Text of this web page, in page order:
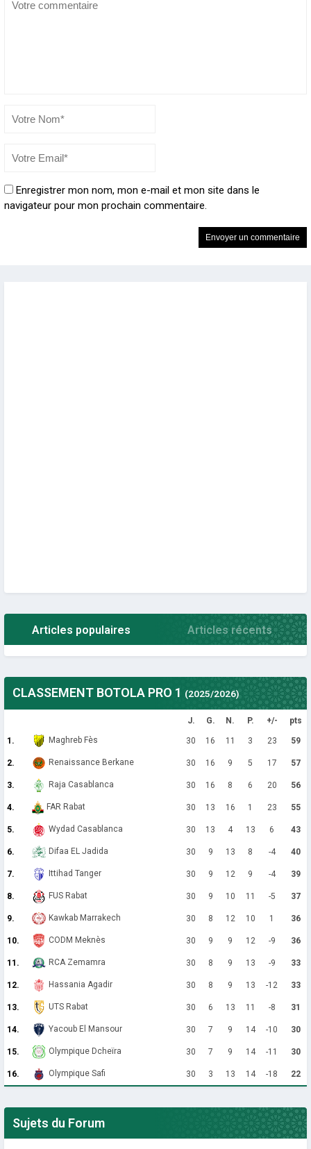
Enregistrer mon nom, mon e-mail et mon site dans le
navigateur pour mon prochain commentaire.
Articles populaires Articles récents
CLASSEMENT BOTOLA PRO 1 (2025/2026)
J. G. N. P. +/- pts
1. Maghreb Fès 30 16 11 3 23 59
2. Renaissance Berkane 30 16 9 5 17 57
3. Raja Casablanca 30 16 8 6 20 56
4. FAR Rabat 30 13 16 1 23 55
5. Wydad Casablanca 30 13 4 13 6 43
6. Difaa EL Jadida 30 9 13 8 -4 40
7. Ittihad Tanger 30 9 12 9 -4 39
8. FUS Rabat 30 9 10 11 -5 37
9. Kawkab Marrakech 30 8 12 10 1 36
10. CODM Meknès 30 9 9 12 -9 36
11. RCA Zemamra 30 8 9 13 -9 33
12. Hassania Agadir 30 8 9 13 -12 33
13. UTS Rabat 30 6 13 11 -8 31
14. Yacoub El Mansour 30 7 9 14 -10 30
15. Olympique Dcheïra 30 7 9 14 -11 30
16. Olympique Safi 30 3 13 14 -18 22
Sujets du Forum